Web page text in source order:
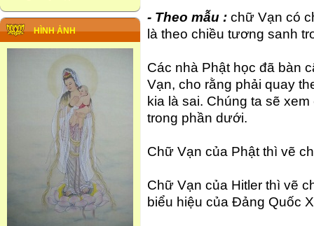
HÌNH ẢNH
- Theo mẫu : chữ Vạn có
là theo chiều tương sanh
Các nhà Phật học đã bàn
Vạn, cho rằng phải quay
kia là sai. Chúng ta sẽ
trong phần dưới.
Chữ Vạn của Phật thì vẽ
Chữ Vạn của Hitler thì vẽ
biểu hiệu của Đảng Quốc